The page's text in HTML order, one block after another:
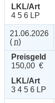
LKL/Art
4 5 6 LP
21.06.2026
( n)
Preisgeld
150,00 €
LKL/Art
3 4 5 6 LP